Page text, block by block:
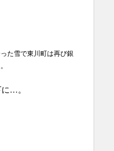
た雪で東川町は再び銀
に…。